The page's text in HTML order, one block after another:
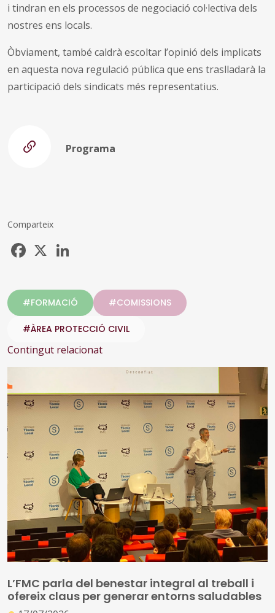
i tindran en els processos de negociació col·lectiva dels
nostres ens locals.
Òbviament, també caldrà escoltar l’opinió dels implicats
en aquesta nova regulació pública que ens traslladarà la
participació dels sindicats més representatius.
Programa
Comparteix
Facebook
#FORMACIÓ #COMISSIONS
#ÀREA PROTECCIÓ CIVIL
Contingut relacionat
L’FMC parla del benestar integral al treball i
ofereix claus per generar entorns saludables